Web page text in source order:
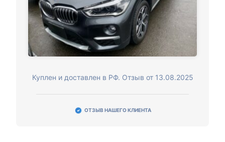
Куплен и доставлен в РФ. Отзыв от 13.08.2025
ОТЗЫВ НАШЕГО КЛИЕНТА